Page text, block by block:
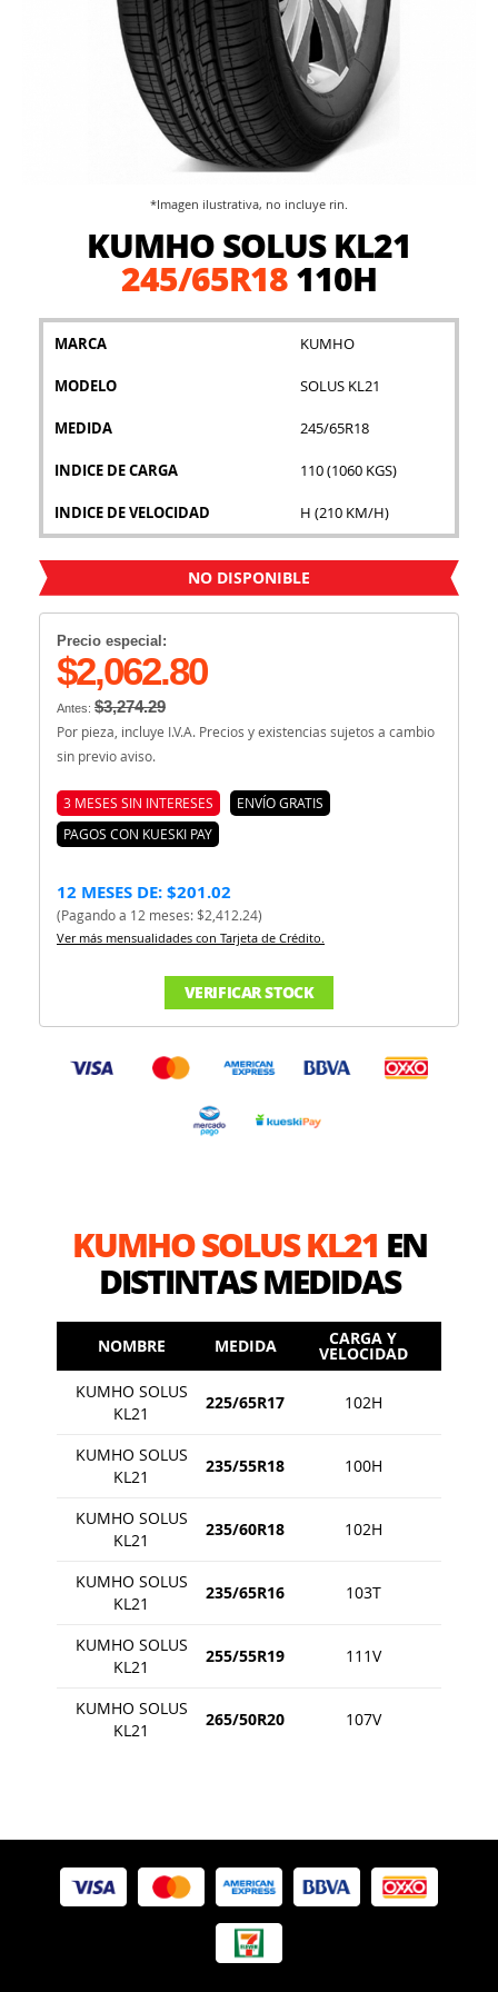
KUMHO SOLUS KL21
245/65R18110H
MARCA KUMHO
MODELO SOLUS KL21
MEDIDA 245/65R18
INDICE DE CARGA 110 (1060 KGS)
INDICE DE VELOCIDAD H (210 KM/H)
NO DISPONIBLE
Precio especial:
$2,062.80
Antes: $3,274.29
Por pieza, incluye I.V.A. Precios y existencias sujetos a cambio
sin previo aviso.
3 MESES SIN INTERESES
ENVÍO GRATIS
PAGOS CON KUESKI PAY
12 MESES DE: $201.02
(Pagando a 12 meses: $2,412.24)
Ver más mensualidades con Tarjeta de Crédito.
VERIFICAR STOCK
*Imagen ilustrativa, no incluye rin.
galería
imágenes
KUMHO SOLUS KL21 EN
DISTINTAS MEDIDAS
NOMBRE MEDIDA CARGA Y
VELOCIDAD
KUMHO SOLUS
KL21
225/65R17 102H
KUMHO SOLUS
KL21
235/55R18 100H
KUMHO SOLUS
KL21
235/60R18 102H
KUMHO SOLUS
KL21
235/65R16 103T
KUMHO SOLUS
KL21
255/55R19 111V
KUMHO SOLUS
KL21
265/50R20 107V